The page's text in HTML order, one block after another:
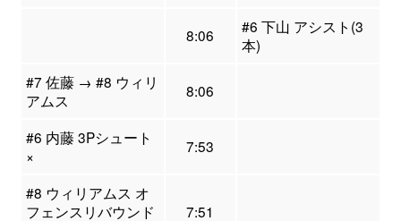
8:06
#6 下山 アシスト(3
本)
#7 佐藤 → #8 ウィリ
アムス
8:06
#6 内藤 3Pシュート
×
7:53
#8 ウィリアムス オ
フェンスリバウンド
7:51